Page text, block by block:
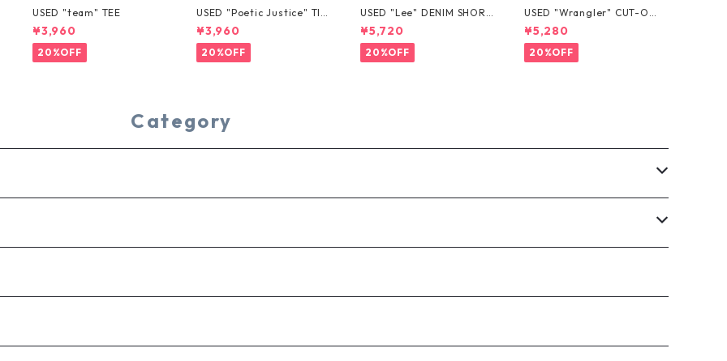
USED "team" TEE
¥3,960
20%OFF
USED "Poetic Justice" TIE
-DYE TEE
¥3,960
20%OFF
USED "Lee" DENIM SHORT
S
¥5,720
20%OFF
USED "Wrangler" CUT-OF
F DENIM SHORTS
¥5,280
20%OFF
Category